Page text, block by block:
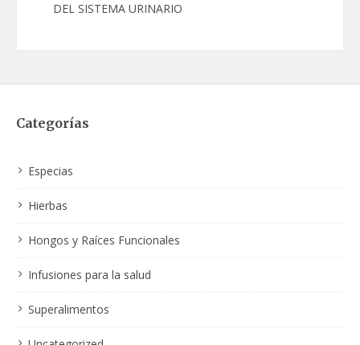
DEL SISTEMA URINARIO
Categorías
Especias
Hierbas
Hongos y Raíces Funcionales
Infusiones para la salud
Superalimentos